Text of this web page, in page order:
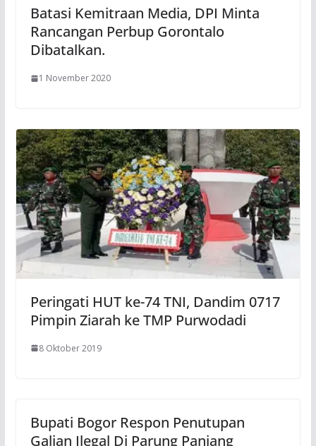
Batasi Kemitraan Media, DPI Minta
Rancangan Perbup Gorontalo
Dibatalkan.
1 November 2020
Peringati HUT ke-74 TNI, Dandim 0717
Pimpin Ziarah ke TMP Purwodadi
8 Oktober 2019
Bupati Bogor Respon Penutupan
Galian Ilegal Di Parung Panjang